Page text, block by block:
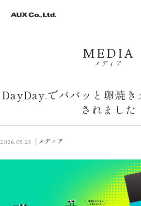
MEDIA
メディア
DayDay.でパパッと卵焼き
されました
2026.05.25 メディア